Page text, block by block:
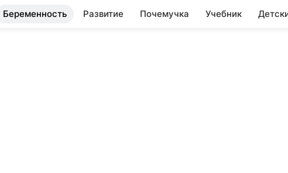
Беременность Развитие Почемучка Учебник